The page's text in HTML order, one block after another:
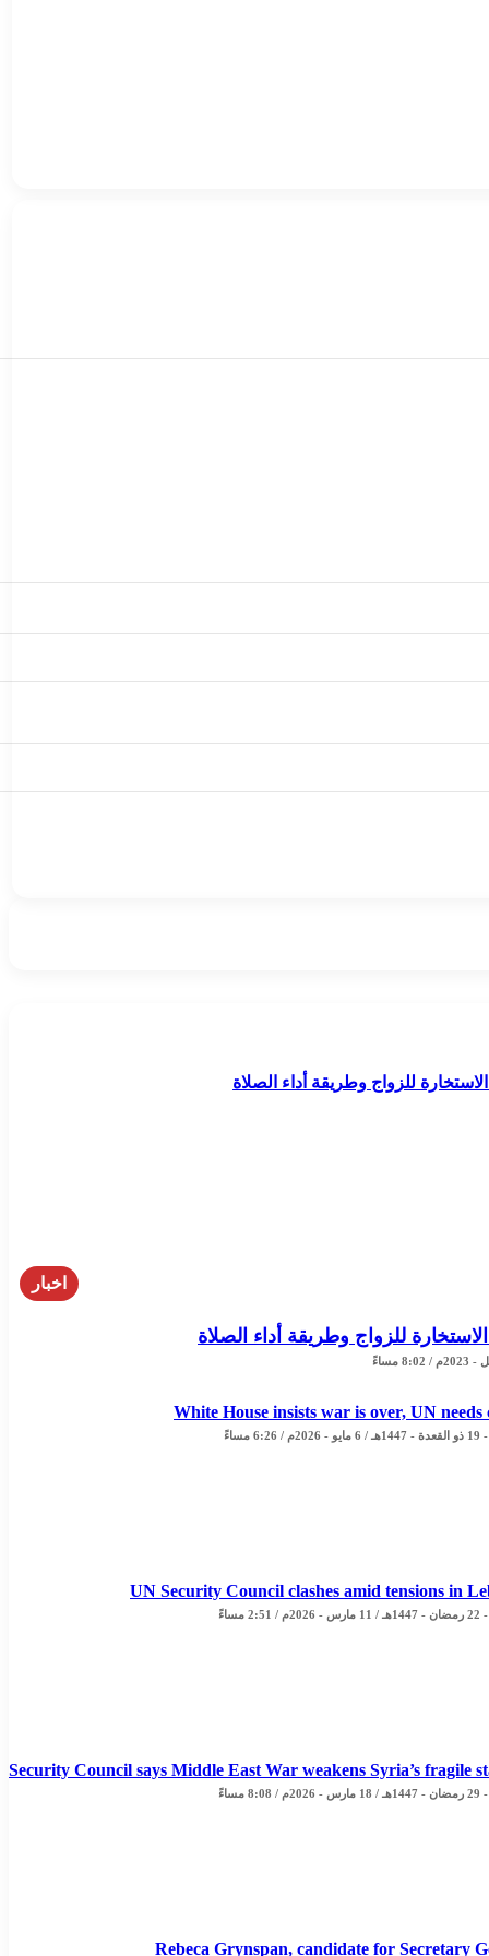
اخبار
للزواج وطريقة أداء الصلاة
White House insists war is over, UN
مساءً
UN Security Council clashes amid tensions in
مساءً
Security Council says Middle East War weakens Syria’s fragile
مساءً
Rebeca Grynspan, candidate for Secretary